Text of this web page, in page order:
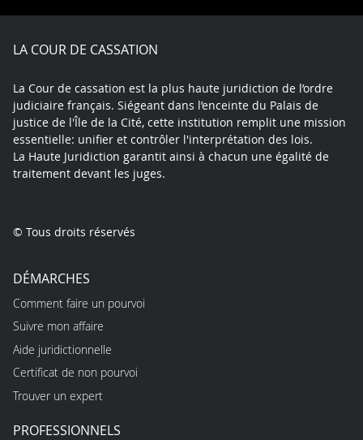
X
FacebookYoutubeLinkedInInstagram
LA COUR DE CASSATION
La Cour de cassation est la plus haute juridiction de l’ordre
judiciaire français. Siégeant dans l’enceinte du Palais de
justice de l'Île de la Cité, cette institution remplit une mission
essentielle: unifier et contrôler l'interprétation des lois.
La Haute Juridiction garantit ainsi à chacun une égalité de
traitement devant les juges.
© Tous droits réservés
DÉMARCHES
Comment faire un pourvoi
Suivre mon affaire
Aide juridictionnelle
Certificat de non pourvoi
Trouver un expert
PROFESSIONNELS